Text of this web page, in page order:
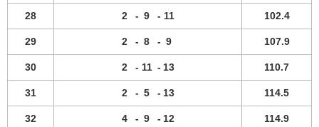
28 2 - 9 - 11 102.4
29 2 - 8 - 9 107.9
30 2 - 11 - 13 110.7
31 2 - 5 - 13 114.5
32 4 - 9 - 12 114.9